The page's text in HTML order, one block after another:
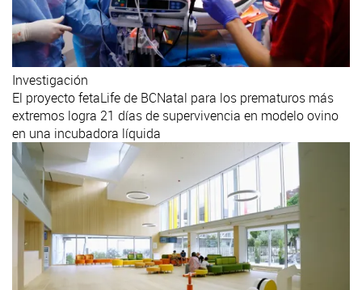
Investigación
El proyecto fetaLife de BCNatal para los prematuros más
extremos logra 21 días de supervivencia en modelo ovino
en una incubadora líquida